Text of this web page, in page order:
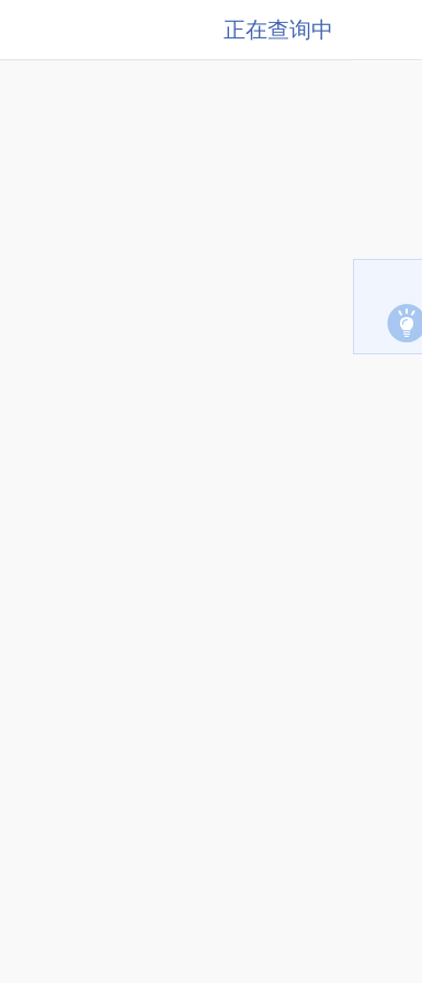
正在查询中